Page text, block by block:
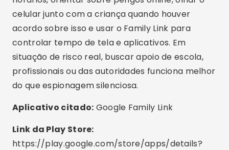
digital. No Tecnobuz, compartilha dicas sobre
aplicativos, tecnologia e tudo que pode
facilitar seu dia a dia no celular.
Artigos Relacionados